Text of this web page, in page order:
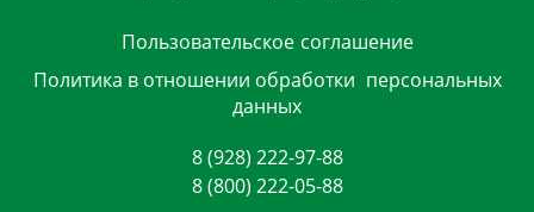
Пользовательское соглашение
Политика в отношении обработки персональных
данных
8 (928) 222-97-88
8 (800) 222-05-88